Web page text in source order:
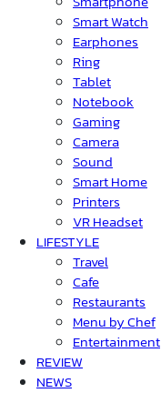
Smart Watch
Earphones
Ring
Tablet
Notebook
Gaming
Camera
Sound
Smart Home
Printers
VR Headset
LIFESTYLE
Travel
Cafe
Restaurants
Menu by Chef
Entertainment
REVIEW
NEWS